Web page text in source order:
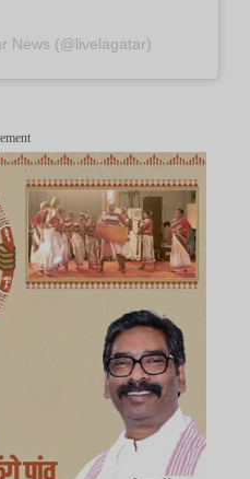
News (@livelagatar)